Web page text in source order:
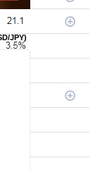
JPY)